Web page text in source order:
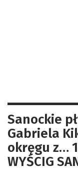
Sanockie
Gabriela
okręgu z…
WYŚCIG